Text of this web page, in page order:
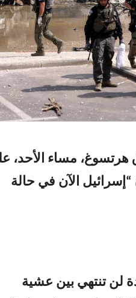
هرتسوغ، مساء الأحد،
الآن في حالة
لن تنتهي بين عشية